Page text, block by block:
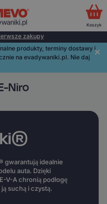
zakupy
produkty, terminy dostawy i
na evadywaniki.pl. Nie daj
Niro
gwarantują idealnie
auta. Dzięki
V-A chronią podłogę
suchą i czystą.
Koszyk